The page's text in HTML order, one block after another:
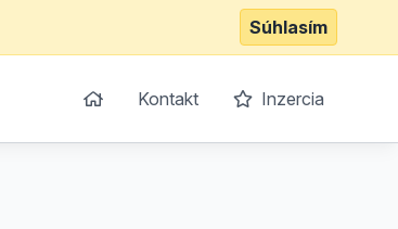
Súhlasím
Kontakt Inzercia